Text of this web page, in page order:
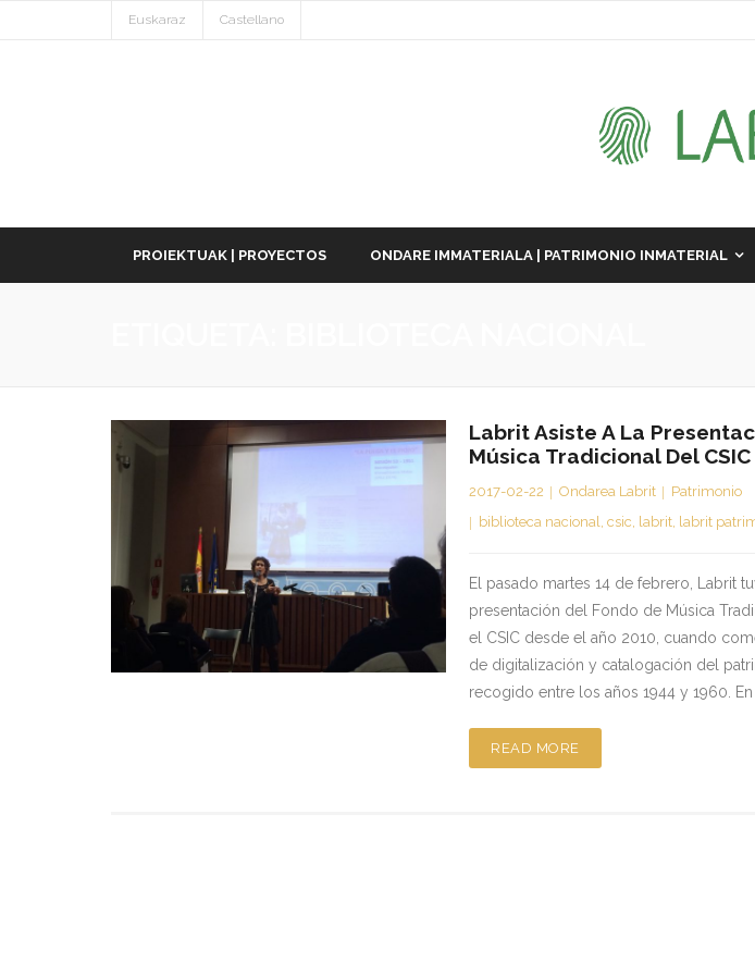
Euskaraz Castellano
PROIEKTUAK | PROYECTOS ONDARE IMMATERIALA | PATRIMONIO INMATERIAL
Labrit Asiste A La
Música Tradicional Del CSIC
2017-02-22 Ondarea Labrit
Patrimonio
biblioteca nacional,csic, labrit, labrit
El pasado martes 14 de febrero, Labrit
presentación del Fondo de Música
el CSIC desde el año 2010, cuando
de digitalización y catalogación del
recogido entre los años 1944 y 1960. En
READ MORE